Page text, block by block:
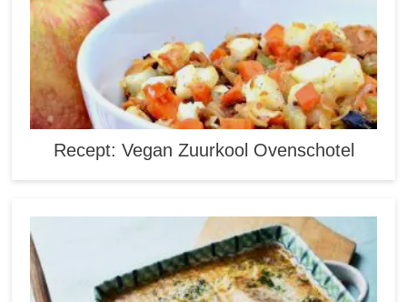
Recept: Vegan Zuurkool Ovenschotel